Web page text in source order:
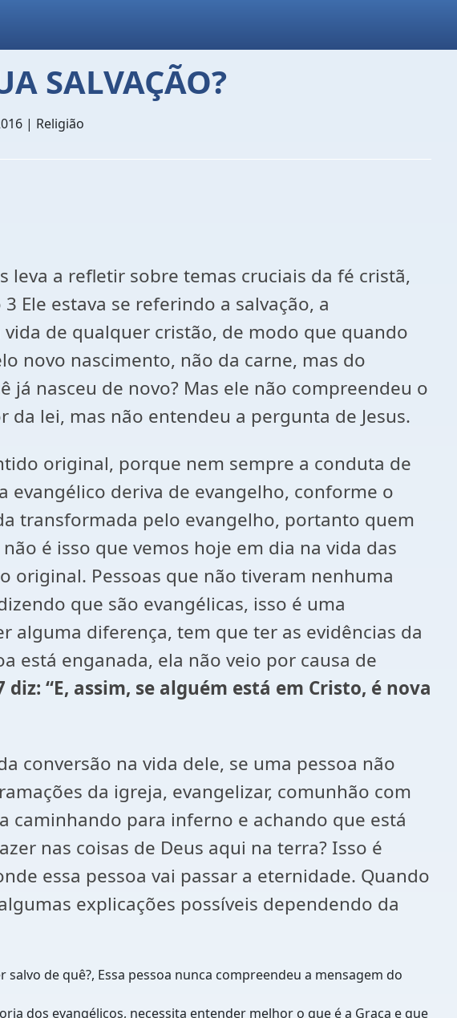
SALVAÇÃO?
| Religião
a refletir sobre temas cruciais da fé cristã,
Ele estava se referindo a salvação, a
de qualquer cristão, de modo que quando
novo nascimento, não da carne, mas do
já nasceu de novo? Mas ele não compreendeu o
lei, mas não entendeu a pergunta de Jesus.
original, porque nem sempre a conduta de
evangélico deriva de evangelho, conforme o
transformada pelo evangelho, portanto quem
é isso que vemos hoje em dia na vida das
original. Pessoas que não tiveram nenhuma
que são evangélicas, isso é uma
alguma diferença, tem que ter as evidências da
está enganada, ela não veio por causa de
diz: “E, assim, se alguém está em Cristo, é nova
conversão na vida dele, se uma pessoa não
da igreja, evangelizar, comunhão com
caminhando para inferno e achando que está
nas coisas de Deus aqui na terra? Isso é
essa pessoa vai passar a eternidade. Quando
explicações possíveis dependendo da
de quê?, Essa pessoa nunca compreendeu a mensagem do
dos evangélicos, necessita entender melhor o que é a Graça e que